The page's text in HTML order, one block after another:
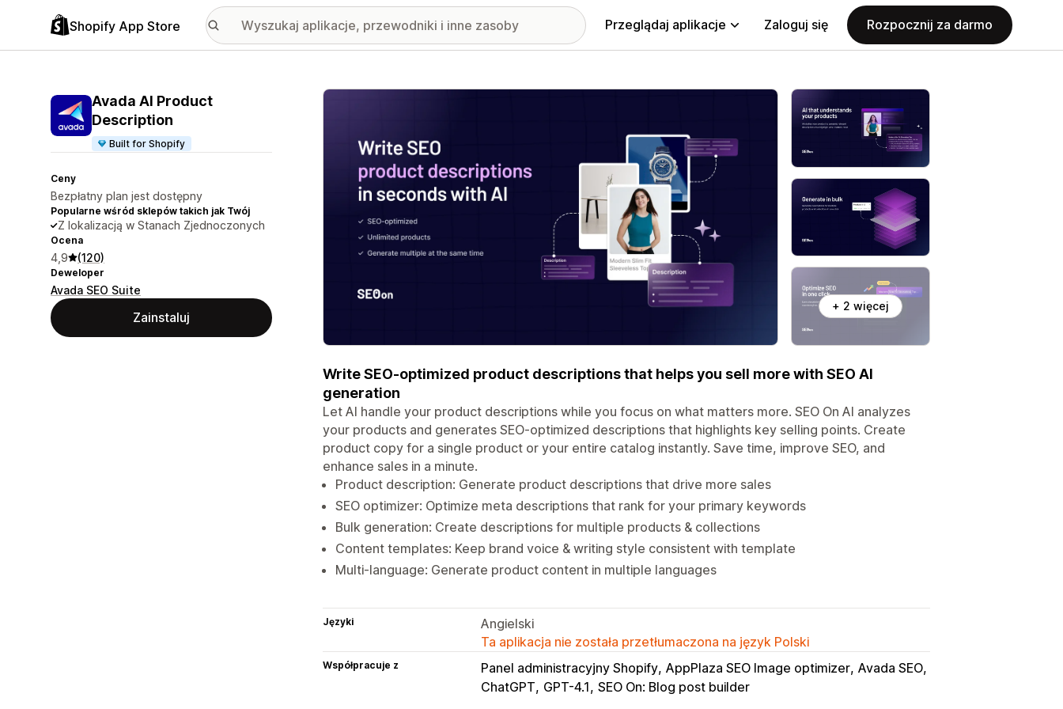
Shopify App Store Przeglądaj aplikacje Zaloguj się Rozpocznij za darmo
Avada AI Product
Description
Built for Shopify
Ceny
Bezpłatny plan jest dostępny
Popularne wśród sklepów takich jak Twój
Z lokalizacją w Stanach Zjednoczonych
Ocena
4,9 (120)
Deweloper
Avada SEO Suite
Zainstaluj
Wyróżnione obrazy w galerii
+ 2 więcej
Write SEO-optimized product descriptions that helps you sell more with SEO AI
generation
Let AI handle your product descriptions while you focus on what matters more. SEO On AI analyzes
your products and generates SEO-optimized descriptions that highlights key selling points. Create
product copy for a single product or your entire catalog instantly. Save time, improve SEO, and
enhance sales in a minute.
Product description: Generate product descriptions that drive more sales
SEO optimizer: Optimize meta descriptions that rank for your primary keywords
Bulk generation: Create descriptions for multiple products & collections
Content templates: Keep brand voice & writing style consistent with template
Multi-language: Generate product content in multiple languages
Języki
Angielski
Ta aplikacja nie została przetłumaczona na język Polski
Współpracuje z Panel administracyjny Shopify AppPlaza SEO Image optimizer Avada SEO
ChatGPT GPT-4.1 SEO On: Blog post builder